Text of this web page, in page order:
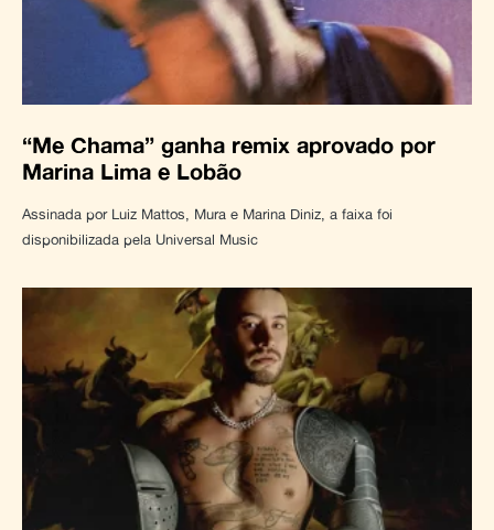
“Me Chama” ganha remix aprovado por
Marina Lima e Lobão
Assinada por Luiz Mattos, Mura e Marina Diniz, a faixa foi
disponibilizada pela Universal Music